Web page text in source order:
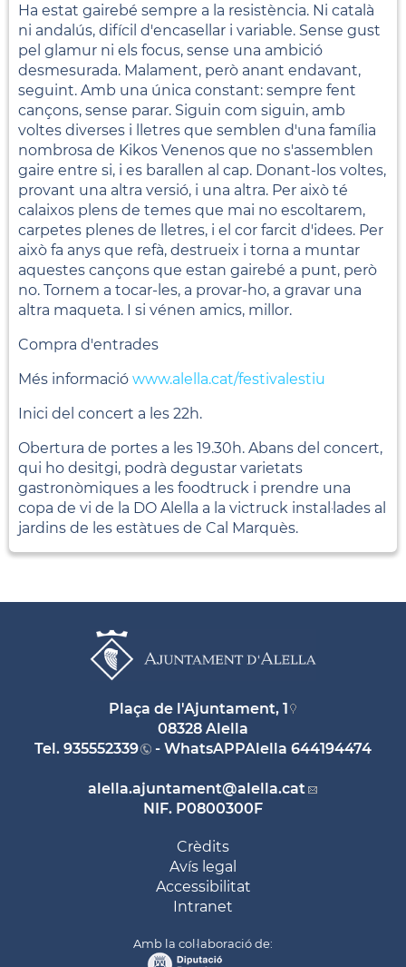
Ha estat gairebé sempre a la resistència. Ni català
ni andalús, difícil d'encasellar i variable. Sense gust
pel glamur ni els focus, sense una ambició
desmesurada. Malament, però anant endavant,
seguint. Amb una única constant: sempre fent
cançons, sense parar. Siguin com siguin, amb
voltes diverses i lletres que semblen d'una família
nombrosa de Kikos Venenos que no s'assemblen
gaire entre si, i es barallen al cap. Donant-los voltes,
provant una altra versió, i una altra. Per això té
calaixos plens de temes que mai no escoltarem,
carpetes plenes de lletres, i el cor farcit d'idees. Per
això fa anys que refà, destrueix i torna a muntar
aquestes cançons que estan gairebé a punt, però
no. Tornem a tocar-les, a provar-ho, a gravar una
altra maqueta. I si vénen amics, millor.
Compra d'entrades
Més informació www.alella.cat/festivalestiu
Inici del concert a les 22h.
Obertura de portes a les 19.30h. Abans del concert,
qui ho desitgi, podrà degustar varietats
gastronòmiques a les foodtruck i prendre una
copa de vi de la DO Alella a la victruck instal·lades al
jardins de les estàtues de Cal Marquès.
Plaça de l'Ajuntament, 1
08328 Alella
Tel. 935552339 - WhatsAPPAlella 644194474
alella.ajuntament@alella.cat
NIF. P0800300F
Crèdits
Avís legal
Accessibilitat
Intranet
Amb la col·laboració de: